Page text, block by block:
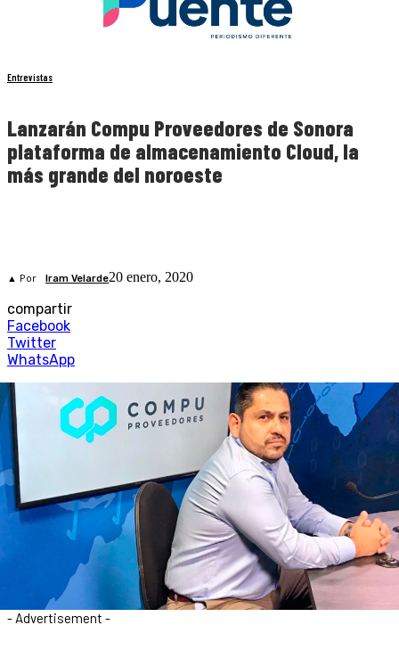
Entrevistas
Lanzarán Compu Proveedores de Sonora
plataforma de almacenamiento Cloud, la
más grande del noroeste
▲ Por Iram Velarde20 enero, 2020
compartir
Facebook
Twitter
WhatsApp
- Advertisement -